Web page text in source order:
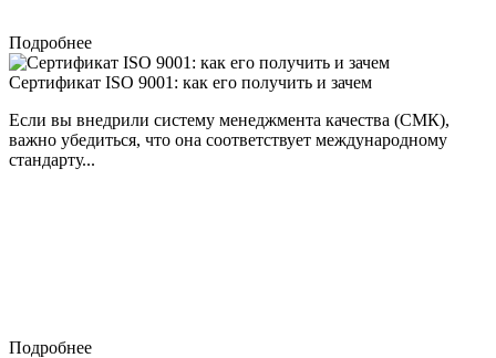
Подробнее
Сертификат ISO 9001: как его получить и зачем
Если вы внедрили систему менеджмента качества (СМК),
важно убедиться, что она соответствует международному
стандарту...
Подробнее